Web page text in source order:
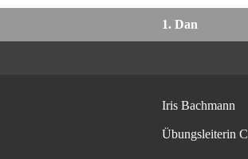
1. Dan
Iris Bachmann
Übungsleiterin C